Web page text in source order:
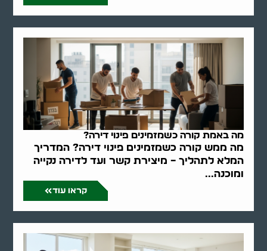
מה באמת קורה כשמזמינים פינוי דירה?
מה ממש קורה כשמזמינים פינוי דירה? המדריך
המלא לתהליך – מיצירת קשר ועד לדירה נקייה
ומוכנה...
קראו עוד